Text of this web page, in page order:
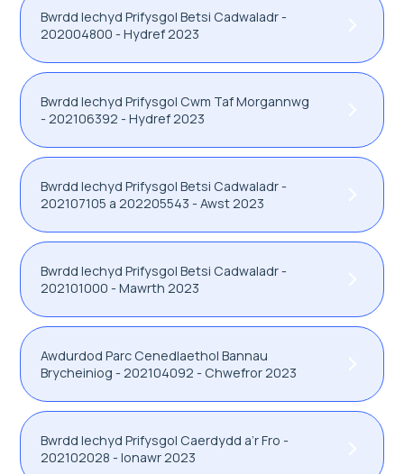
Bwrdd Iechyd Prifysgol Betsi Cadwaladr -
202004800 - Hydref 2023
Bwrdd Iechyd Prifysgol Cwm Taf Morgannwg
- 202106392 - Hydref 2023
Bwrdd Iechyd Prifysgol Betsi Cadwaladr -
202107105 a 202205543 - Awst 2023
Bwrdd Iechyd Prifysgol Betsi Cadwaladr -
202101000 - Mawrth 2023
Awdurdod Parc Cenedlaethol Bannau
Brycheiniog - 202104092 - Chwefror 2023
Bwrdd Iechyd Prifysgol Caerdydd a’r Fro -
202102028 - Ionawr 2023